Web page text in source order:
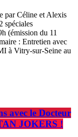
par Céline et Alexis
spéciales
(émission du 11
: Entretien avec
à Vitry-sur-Seine au
avec le Docteur
JOKERS !